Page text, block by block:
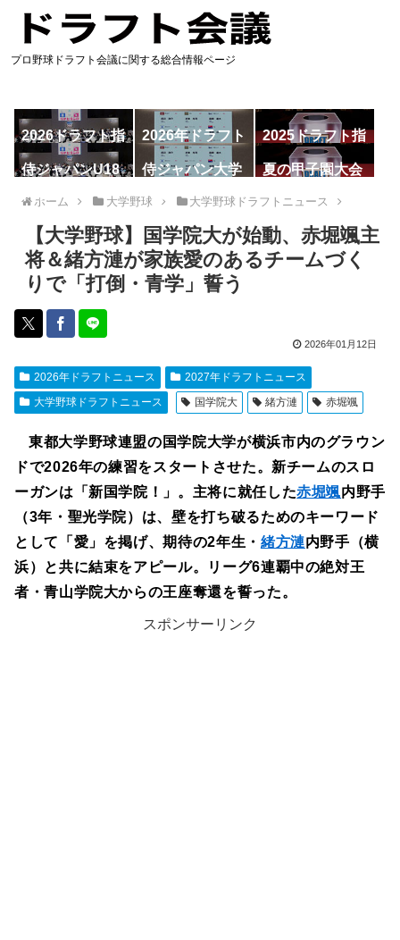
プロ野球ドラフト会議に関する総合情報ページ
2026ドラフト指
名予想
2026年ドラフト
候補
2025ドラフト指
名一覧
侍ジャパンU18
代表
侍ジャパン大学
代表
夏の甲子園大会
ホーム 大学野球 大学野球ドラフトニュース
【大学野球】国学院大が始動、赤堀颯主
将＆緒方漣が家族愛のあるチームづく
りで「打倒・青学」誓う
2026年01月12日
2026年ドラフトニュース
2027年ドラフトニュース
大学野球ドラフトニュース
国学院大 緒方漣 赤堀颯
東都大学野球連盟の国学院大学が横浜市内のグラウン
ドで2026年の練習をスタートさせた。新チームのスロ
ーガンは「新国学院！」。主将に就任した赤堀颯内野手
（3年・聖光学院）は、壁を打ち破るためのキーワード
として「愛」を掲げ、期待の2年生・ 緒方漣内野手（横
浜）と共に結束をアピール。リーグ6連覇中の絶対王
者・青山学院大からの王座奪還を誓った。
スポンサーリンク